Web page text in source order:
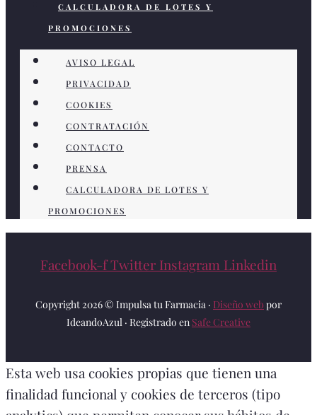
CALCULADORA DE LOTES Y
PROMOCIONES
AVISO LEGAL
PRIVACIDAD
COOKIES
CONTRATACIÓN
CONTACTO
PRENSA
CALCULADORA DE LOTES Y
PROMOCIONES
Facebook-fTwitter Instagram Linkedin
Copyright 2026 © Impulsa tu Farmacia · Diseño webpor
IdeandoAzul · Registrado en Safe Creative
Esta web usa cookies propias que tienen una
finalidad funcional y cookies de terceros (tipo